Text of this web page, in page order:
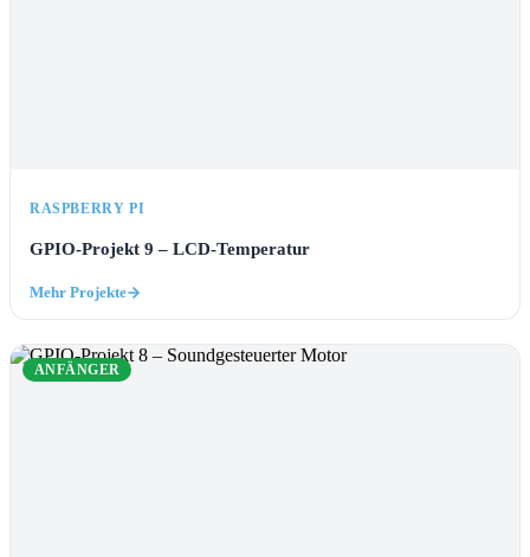
RASPBERRY PI
GPIO-Projekt 9 – LCD-Temperatur
Mehr Projekte
ANFÄNGER